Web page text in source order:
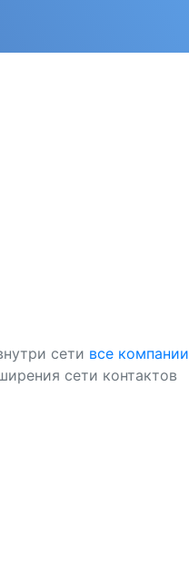
сети все компании
сети контактов